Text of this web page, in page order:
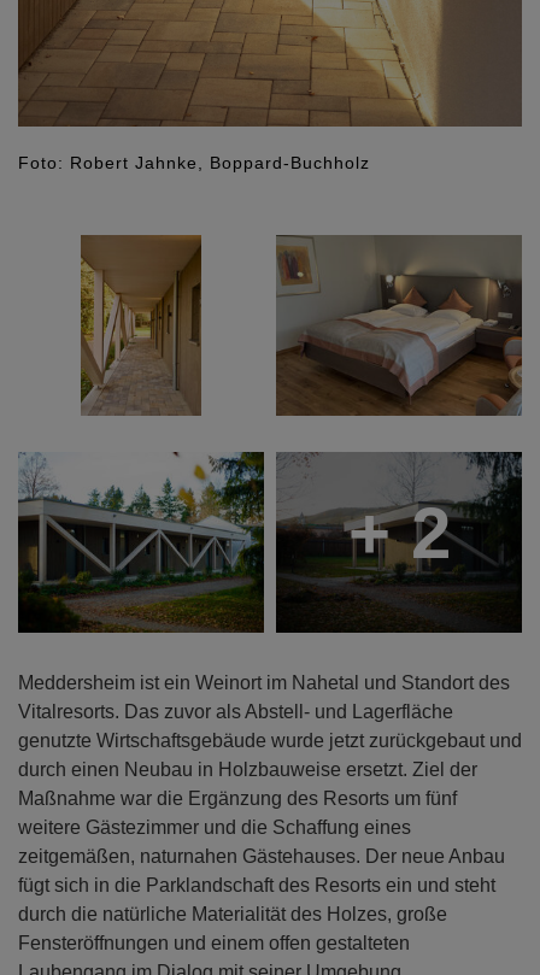
Foto: Robert Jahnke, Boppard-Buchholz
+ 2
Meddersheim ist ein Weinort im Nahetal und Standort des
Vitalresorts. Das zuvor als Abstell- und Lagerfläche
genutzte Wirtschaftsgebäude wurde jetzt zurückgebaut und
durch einen Neubau in Holzbauweise ersetzt. Ziel der
Maßnahme war die Ergänzung des Resorts um fünf
weitere Gästezimmer und die Schaffung eines
zeitgemäßen, naturnahen Gästehauses. Der neue Anbau
fügt sich in die Parklandschaft des Resorts ein und steht
durch die natürliche Materialität des Holzes, große
Fensteröffnungen und einem offen gestalteten